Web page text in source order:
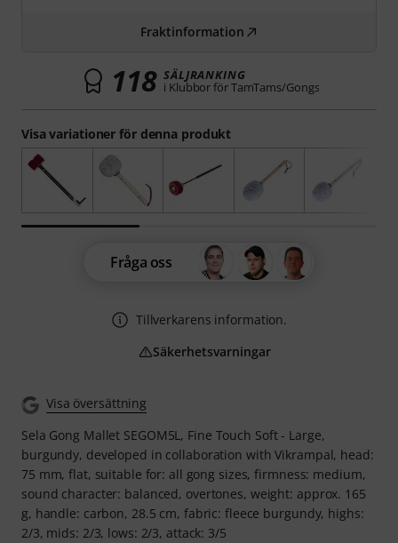
Visa översättning
Sela Gong Mallet SEGOM5L, Fine Touch Soft - Large,
burgundy, developed in collaboration with Vikrampal, head:
75 mm, flat, suitable for: all gong sizes, firmness: medium,
sound character: balanced, overtones, weight: approx. 165
g, handle: carbon, 28.5 cm, fabric: fleece burgundy, highs:
2/3, mids: 2/3, lows: 2/3, attack: 3/5
Visa variationer för denna produkt
Fraktinformation
118 SÄLJRANKING
i Klubbor för TamTams/Gongs
Fråga oss
Tillverkarens information.
Säkerhetsvarningar